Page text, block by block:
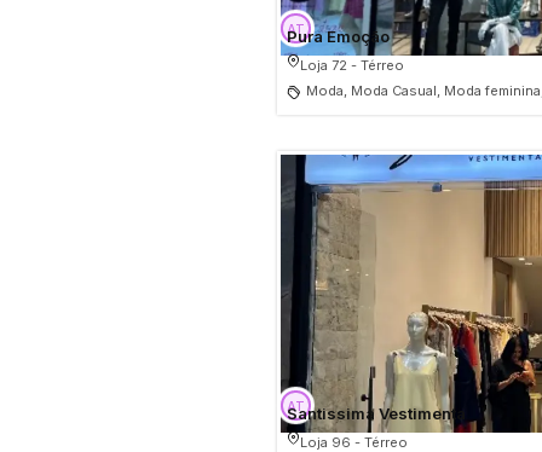
Pura Emoção
Loja 72 - Térreo
Moda, Moda Casual, Moda
Santissima Vestimenta
Loja 96 - Térreo